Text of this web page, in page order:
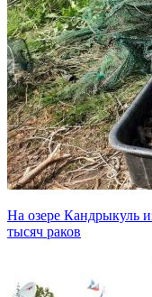
На озере Кандрыкуль
тысяч раков